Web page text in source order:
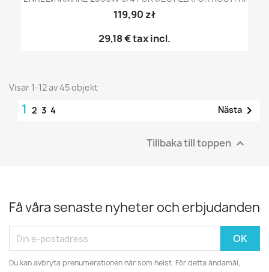
119,90 zł
29,18 €tax incl.
Visar 1-12 av 45 objekt
1 2 3 4 Nästa 
Tillbaka till toppen 
Få våra senaste nyheter och erbjudanden
Du kan avbryta prenumerationen när som helst. För detta ändamål,